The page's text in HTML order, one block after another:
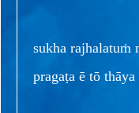
sukha rajhalatuṁ
pragaṭa ē tō thāya